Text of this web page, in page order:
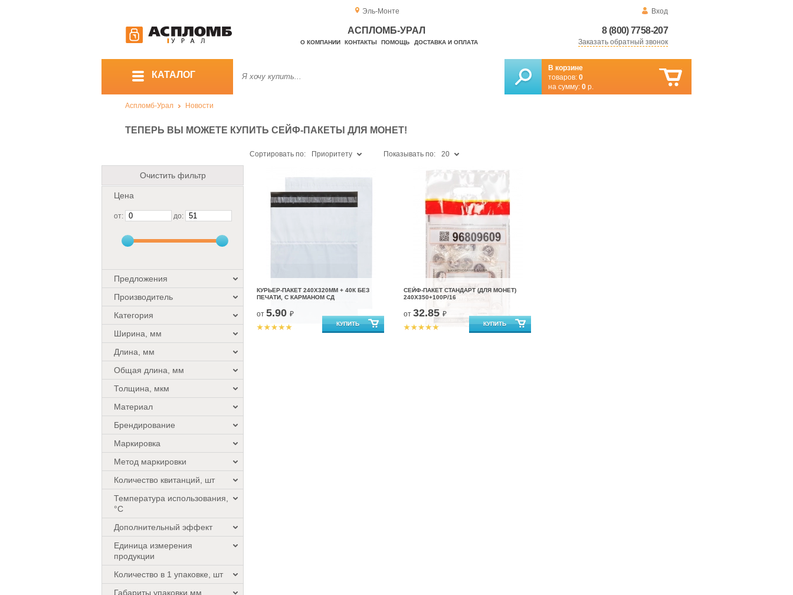
Эль-Монте Вход
8 (800) 7758-207
Заказать обратный звонок
АСПЛОМБ-УРАЛ
О КОМПАНИИ КОНТАКТЫ ПОМОЩЬ ДОСТАВКА И ОПЛАТА
КАТАЛОГ
В корзине
товаров: 0
на сумму: 0 р.
Аспломб-Урал Новости
ТЕПЕРЬ ВЫ МОЖЕТЕ КУПИТЬ СЕЙФ-ПАКЕТЫ ДЛЯ МОНЕТ!
Очистить фильтр
Цена
от: до:
Предложения
Производитель
Категория
Ширина, мм
Длина, мм
Общая длина, мм
Толщина, мкм
Материал
Брендирование
Маркировка
Метод маркировки
Количество квитанций, шт
Температура использования,
°C
Дополнительный эффект
Единица измерения
продукции
Количество в 1 упаковке, шт
Габариты упаковки,мм
Сортировать по: Приоритету Показывать по: 20
КУРЬЕР-ПАКЕТ 240Х320ММ + 40К БЕЗ
ПЕЧАТИ, С КАРМАНОМ СД
от 5.90 ₽
СЕЙФ-ПАКЕТ CТАНДАРТ (ДЛЯ МОНЕТ)
240X350+100Р/16
от 32.85 ₽